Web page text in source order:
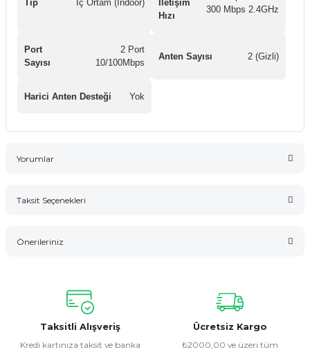
Tip İç Ortam (Indoor)
İletişim
Hızı
300 Mbps 2.4GHz
Port
Sayısı
2 Port
10/100Mbps
Anten Sayısı 2 (Gizli)
Harici Anten Desteği Yok
Yorumlar
Taksit Seçenekleri
Önerileriniz
konularda yetersiz gördüğünüz noktaları öneri formunu
kullanarak tarafımıza iletebilirsiniz.
Görüş ve önerileriniz için teşekkür ederiz.
Taksitli Alışveriş
Kredi kartınıza taksit ve banka
Ücretsiz Kargo
₺2000,00 ve üzeri tüm